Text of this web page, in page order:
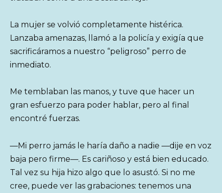
La mujer se volvió completamente histérica.
Lanzaba amenazas, llamó a la policía y exigía que
sacrificáramos a nuestro “peligroso” perro de
inmediato.
Me temblaban las manos, y tuve que hacer un
gran esfuerzo para poder hablar, pero al final
encontré fuerzas.
—Mi perro jamás le haría daño a nadie —dije en voz
baja pero firme—. Es cariñoso y está bien educado.
Tal vez su hija hizo algo que lo asustó. Si no me
cree, puede ver las grabaciones: tenemos una